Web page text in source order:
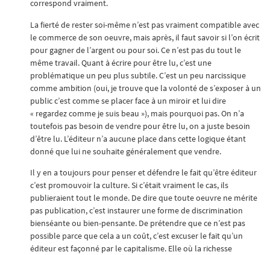
correspond vraiment.
La fierté de rester soi-même n’est pas vraiment compatible avec
le commerce de son oeuvre, mais après, il faut savoir si l’on écrit
pour gagner de l’argent ou pour soi. Ce n’est pas du tout le
même travail. Quant à écrire pour être lu, c’est une
problématique un peu plus subtile. C’est un peu narcissique
comme ambition (oui, je trouve que la volonté de s’exposer à un
public c’est comme se placer face à un miroir et lui dire
« regardez comme je suis beau »), mais pourquoi pas. On n’a
toutefois pas besoin de vendre pour être lu, on a juste besoin
d’être lu. L’éditeur n’a aucune place dans cette logique étant
donné que lui ne souhaite généralement que vendre.
Il y en a toujours pour penser et défendre le fait qu’être éditeur
c’est promouvoir la culture. Si c’était vraiment le cas, ils
publieraient tout le monde. De dire que toute oeuvre ne mérite
pas publication, c’est instaurer une forme de discrimination
bienséante ou bien-pensante. De prétendre que ce n’est pas
possible parce que cela a un coût, c’est excuser le fait qu’un
éditeur est façonné par le capitalisme. Elle où la richesse